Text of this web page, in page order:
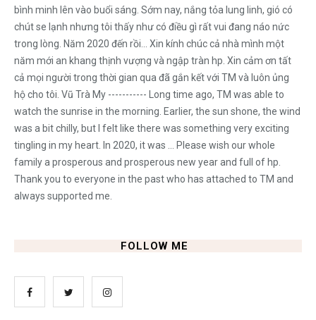
bình minh lên vào buổi sáng. Sớm nay, nắng tỏa lung linh, gió có
chút se lạnh nhưng tôi thấy như có điều gì rất vui đang náo nức
trong lòng. Năm 2020 đến rồi... Xin kính chúc cả nhà mình một
năm mới an khang thịnh vượng và ngập tràn hp. Xin cảm ơn tất
cả mọi người trong thời gian qua đã gắn kết với TM và luôn ủng
hộ cho tôi. Vũ Trà My ----------- Long time ago, TM was able to
watch the sunrise in the morning. Earlier, the sun shone, the wind
was a bit chilly, but I felt like there was something very exciting
tingling in my heart. In 2020, it was ... Please wish our whole
family a prosperous and prosperous new year and full of hp.
Thank you to everyone in the past who has attached to TM and
always supported me.
FOLLOW ME